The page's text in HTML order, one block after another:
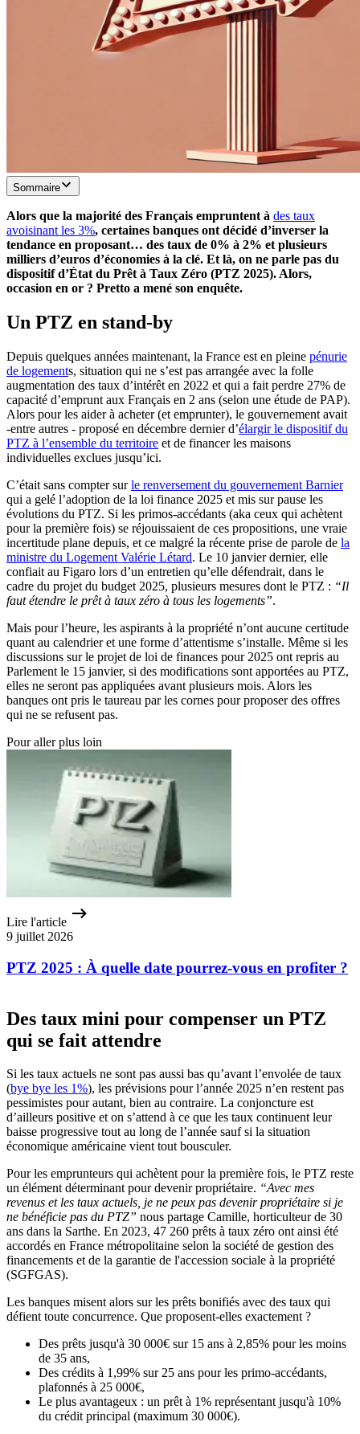
Sommaire
Alors que la majorité des Français empruntent à des taux
avoisinant les 3%, certaines banques ont décidé d’inverser la
tendance en proposant… des taux de 0% à 2% et plusieurs
milliers d’euros d’économies à la clé. Et là, on ne parle pas du
dispositif d’État du Prêt à Taux Zéro (PTZ 2025). Alors,
occasion en or ? Pretto a mené son enquête.
Un PTZ en stand-by
Depuis quelques années maintenant, la France est en pleine pénurie
de logements, situation qui ne s’est pas arrangée avec la folle
augmentation des taux d’intérêt en 2022 et qui a fait perdre 27% de
capacité d’emprunt aux Français en 2 ans (selon une étude de PAP).
Alors pour les aider à acheter (et emprunter), le gouvernement avait
-entre autres - proposé en décembre dernier d’élargir le dispositif du
PTZ à l’ensemble du territoire et de financer les maisons
individuelles exclues jusqu’ici.
C’était sans compter surle renversement du gouvernement Barnier
qui a gelé l’adoption de la loi finance 2025 et mis sur pause les
évolutions du PTZ. Si les primos-accédants (aka ceux qui achètent
pour la première fois) se réjouissaient de ces propositions, une vraie
incertitude plane depuis, et ce malgré la récente prise de parole de la
ministre du Logement Valérie Létard. Le 10 janvier dernier, elle
confiait au Figaro lors d’un entretien qu’elle défendrait, dans le
cadre du projet du budget 2025, plusieurs mesures dont le PTZ : “Il
faut étendre le prêt à taux zéro à tous les logements”.
Mais pour l’heure, les aspirants à la propriété n’ont aucune certitude
quant au calendrier et une forme d’attentisme s’installe. Même si les
discussions sur le projet de loi de finances pour 2025 ont repris au
Parlement le 15 janvier, si des modifications sont apportées au PTZ,
elles ne seront pas appliquées avant plusieurs mois. Alors les
banques ont pris le taureau par les cornes pour proposer des offres
qui ne se refusent pas.
Pour aller plus loin
Lire l'article
9 juillet 2026
PTZ 2025 : À quelle date pourrez-vous en profiter ?
Des taux mini pour compenser un PTZ
qui se fait attendre
Si les taux actuels ne sont pas aussi bas qu’avant l’envolée de taux
(bye bye les 1%), les prévisions pour l’année 2025 n’en restent pas
pessimistes pour autant, bien au contraire. La conjoncture est
d’ailleurs positive et on s’attend à ce que les taux continuent leur
baisse progressive tout au long de l’année sauf si la situation
économique américaine vient tout bousculer.
Pour les emprunteurs qui achètent pour la première fois, le PTZ reste
un élément déterminant pour devenir propriétaire. “Avec mes
revenus et les taux actuels, je ne peux pas devenir propriétaire si je
ne bénéficie pas du PTZ” nous partage Camille, horticulteur de 30
ans dans la Sarthe. En 2023, 47 260 prêts à taux zéro ont ainsi été
accordés en France métropolitaine selon la société de gestion des
financements et de la garantie de l'accession sociale à la propriété
(SGFGAS).
Les banques misent alors sur les prêts bonifiés avec des taux qui
défient toute concurrence. Que proposent-elles exactement ?
Des prêts jusqu'à 30 000€ sur 15 ans à 2,85% pour les moins
de 35 ans,
Des crédits à 1,99% sur 25 ans pour les primo-accédants,
plafonnés à 25 000€,
Le plus avantageux : un prêt à 1% représentant jusqu'à 10%
du crédit principal (maximum 30 000€).